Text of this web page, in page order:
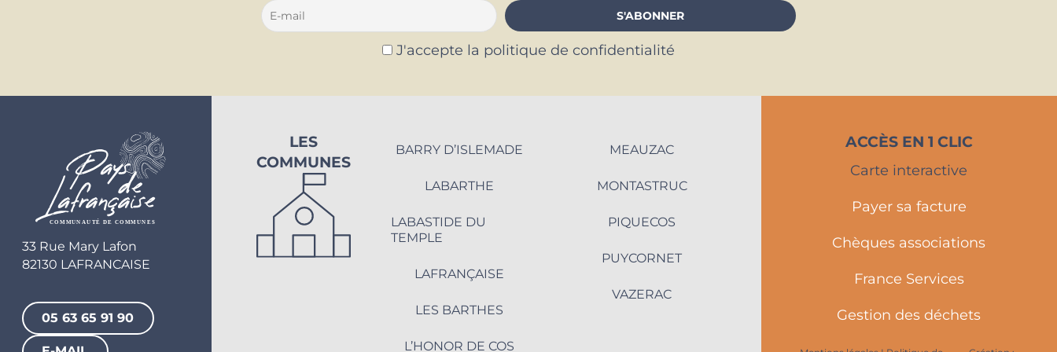
J'accepte la politique de confidentialité
33 Rue Mary Lafon
82130 LAFRANCAISE
05 63 65 91 90
LES
COMMUNES
BARRY D’ISLEMADE
LABARTHE
LABASTIDE DU
TEMPLE
LAFRANÇAISE
LES BARTHES
L’HONOR DE COS
MEAUZAC
MONTASTRUC
PIQUECOS
PUYCORNET
VAZERAC
ACCÈS EN 1 CLIC
Carte interactive
Payer sa facture
Chèques associations
France Services
Gestion des déchets